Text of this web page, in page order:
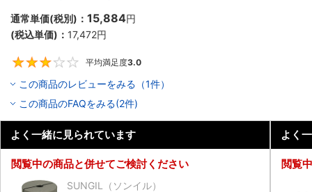
通常単価(税別)： 15,884円
(税込単価)： 17,472円
平均満足度3.0
この商品のレビューをみる（1件）
この商品のFAQをみる(2件)
よく一緒に見られています
閲覧中の商品と併せてご検討ください
SUNGIL（ソンイル）
よく
閲覧